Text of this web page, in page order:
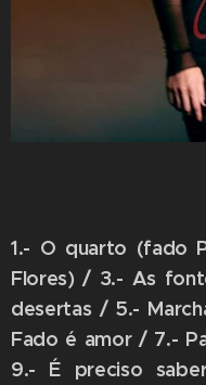
1.- O quarto (fado
Flores) / 3.- As
desertas / 5.-
Fado é amor / 7.-
9.- É preciso